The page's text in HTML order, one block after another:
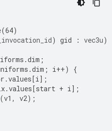
(64)
) gid : vec3u)
.dim ;
.dim ; i++)
{
.values[i];
.values[start + i];
(v1 , v2);